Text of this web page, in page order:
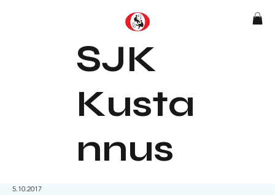
SJK
Kusta
nnus
5.10.2017